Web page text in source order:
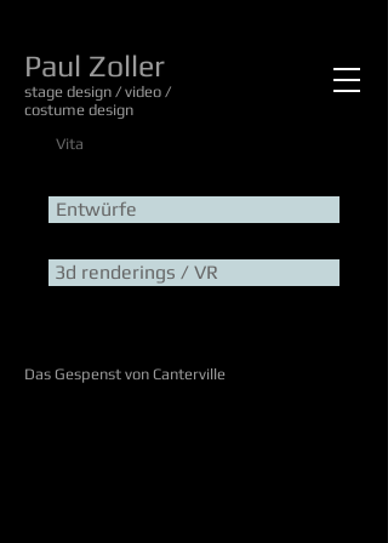
Paul Zoller
stage design / video /
costume design
Entwürfe
3d renderings / VR
Vita
Das Gespenst von Canterville